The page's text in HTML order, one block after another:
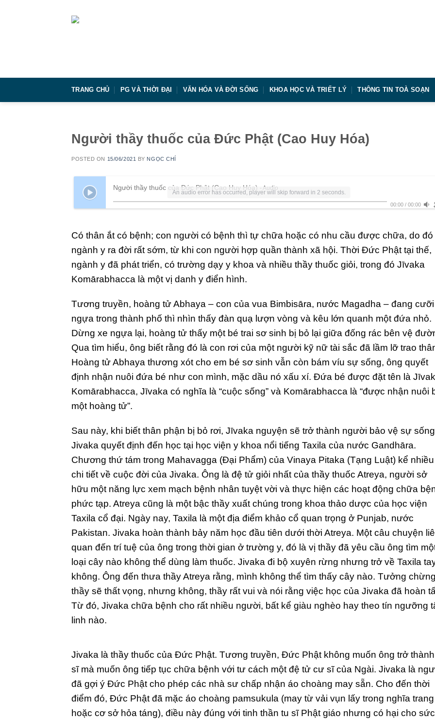
TRANG CHỦ PG VÀ THỜI ĐẠI VĂN HÓA VÀ ĐỜI SỐNG KHOA HỌC VÀ TRIẾT LÝ THÔNG TIN TOÀ SOẠN
Người thầy thuốc của Đức Phật (Cao Huy Hóa)
POSTED ON 15/06/2021 BY NGỌC CHÍ
Người thầy thuốc của Đức Phật (Cao Huy Hóa) - Audio
00:00/ 00:00
An audio error has occurred, player will skip forward in 2 seconds.
Có thân ắt có bệnh; con người có bệnh thì tự chữa hoặc có nhu cầu được chữa, do đó
ngành y ra đời rất sớm, từ khi con người hợp quần thành xã hội. Thời Đức Phật tại thế,
ngành y đã phát triển, có trường dạy y khoa và nhiều thầy thuốc giỏi, trong đó Jīvaka
Komārabhacca là một vị danh y điển hình.
Tương truyền, hoàng tử Abhaya – con của vua Bimbisāra, nước Magadha – đang cưỡi
ngựa trong thành phố thì nhìn thấy đàn quạ lượn vòng và kêu lớn quanh một đứa nhỏ.
Dừng xe ngựa lại, hoàng tử thấy một bé trai sơ sinh bị bỏ lại giữa đống rác bên vệ
Qua tìm hiểu, ông biết rằng đó là con rơi của một người kỹ nữ tài sắc đã lầm lỡ trao
Hoàng tử Abhaya thương xót cho em bé sơ sinh vẫn còn bám víu sự sống, ông quyết
định nhận nuôi đứa bé như con mình, mặc dầu nó xấu xí. Đứa bé được đặt tên là
Komārabhacca, Jīvaka có nghĩa là “cuộc sống” và Komārabhacca là “được nhận nuôi
một hoàng tử”.
Sau này, khi biết thân phận bị bỏ rơi, Jīvaka nguyện sẽ trở thành người bảo vệ sự
Jivaka quyết định đến học tại học viện y khoa nổi tiếng Taxila của nước Gandhāra.
Chương thứ tám trong Mahavagga (Đại Phẩm) của Vinaya Pitaka (Tạng Luật) kể nhiều
chi tiết về cuộc đời của Jivaka. Ông là đệ tử giỏi nhất của thầy thuốc Atreya, người sở
hữu một năng lực xem mạch bệnh nhân tuyệt vời và thực hiện các hoạt động chữa
phức tạp. Atreya cũng là một bậc thầy xuất chúng trong khoa thảo dược của học viện
Taxila cổ đại. Ngày nay, Taxila là một địa điểm khảo cổ quan trọng ở Punjab, nước
Pakistan. Jivaka hoàn thành bảy năm học đầu tiên dưới thời Atreya. Một câu chuyện
quan đến trí tuệ của ông trong thời gian ở trường y, đó là vị thầy đã yêu cầu ông tìm
loại cây nào không thể dùng làm thuốc. Jivaka đi bộ xuyên rừng nhưng trở về Taxila
không. Ông đến thưa thầy Atreya rằng, mình không thể tìm thấy cây nào. Tưởng chừng
thầy sẽ thất vọng, nhưng không, thầy rất vui và nói rằng việc học của Jivaka đã hoàn
Từ đó, Jivaka chữa bệnh cho rất nhiều người, bất kể giàu nghèo hay theo tín ngưỡng
linh nào.
Jivaka là thầy thuốc của Đức Phật. Tương truyền, Đức Phật không muốn ông trở
sĩ mà muốn ông tiếp tục chữa bệnh với tư cách một đệ tử cư sĩ của Ngài. Jivaka là
đã gợi ý Đức Phật cho phép các nhà sư chấp nhận áo choàng may sẵn. Cho đến thời
điểm đó, Đức Phật đã mặc áo choàng pamsukula (may từ vải vụn lấy trong nghĩa trang
hoặc cơ sở hỏa táng), điều này đúng với tinh thần tu sĩ Phật giáo nhưng có hại cho sức